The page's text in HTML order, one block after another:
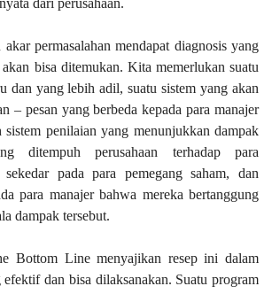
dari perusahaan.
permasalahan mendapat diagnosis yang
bisa ditemukan. Kita memerlukan suatu
dan yang lebih adil, suatu sistem yang akan
– pesan yang berbeda kepada para manajer
sistem penilaian yang menunjukkan dampak
ditempuh perusahaan terhadap para
sekedar pada para pemegang saham, dan
para manajer bahwa mereka bertanggung
dampak tersebut.
Bottom Line menyajikan resep ini dalam
dan bisa dilaksanakan. Suatu program